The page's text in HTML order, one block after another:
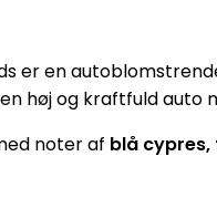
er en
høj og kraftfuld auto
noter af blå